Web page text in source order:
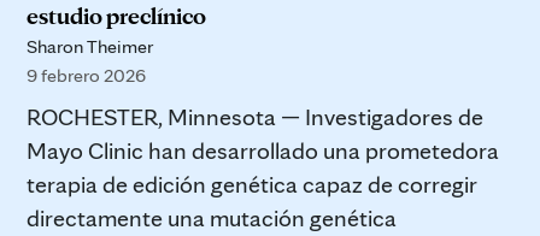
estudio preclínico
Sharon Theimer
9 febrero 2026
ROCHESTER, Minnesota — Investigadores de
Mayo Clinic han desarrollado una prometedora
terapia de edición genética capaz de corregir
directamente una mutación genética